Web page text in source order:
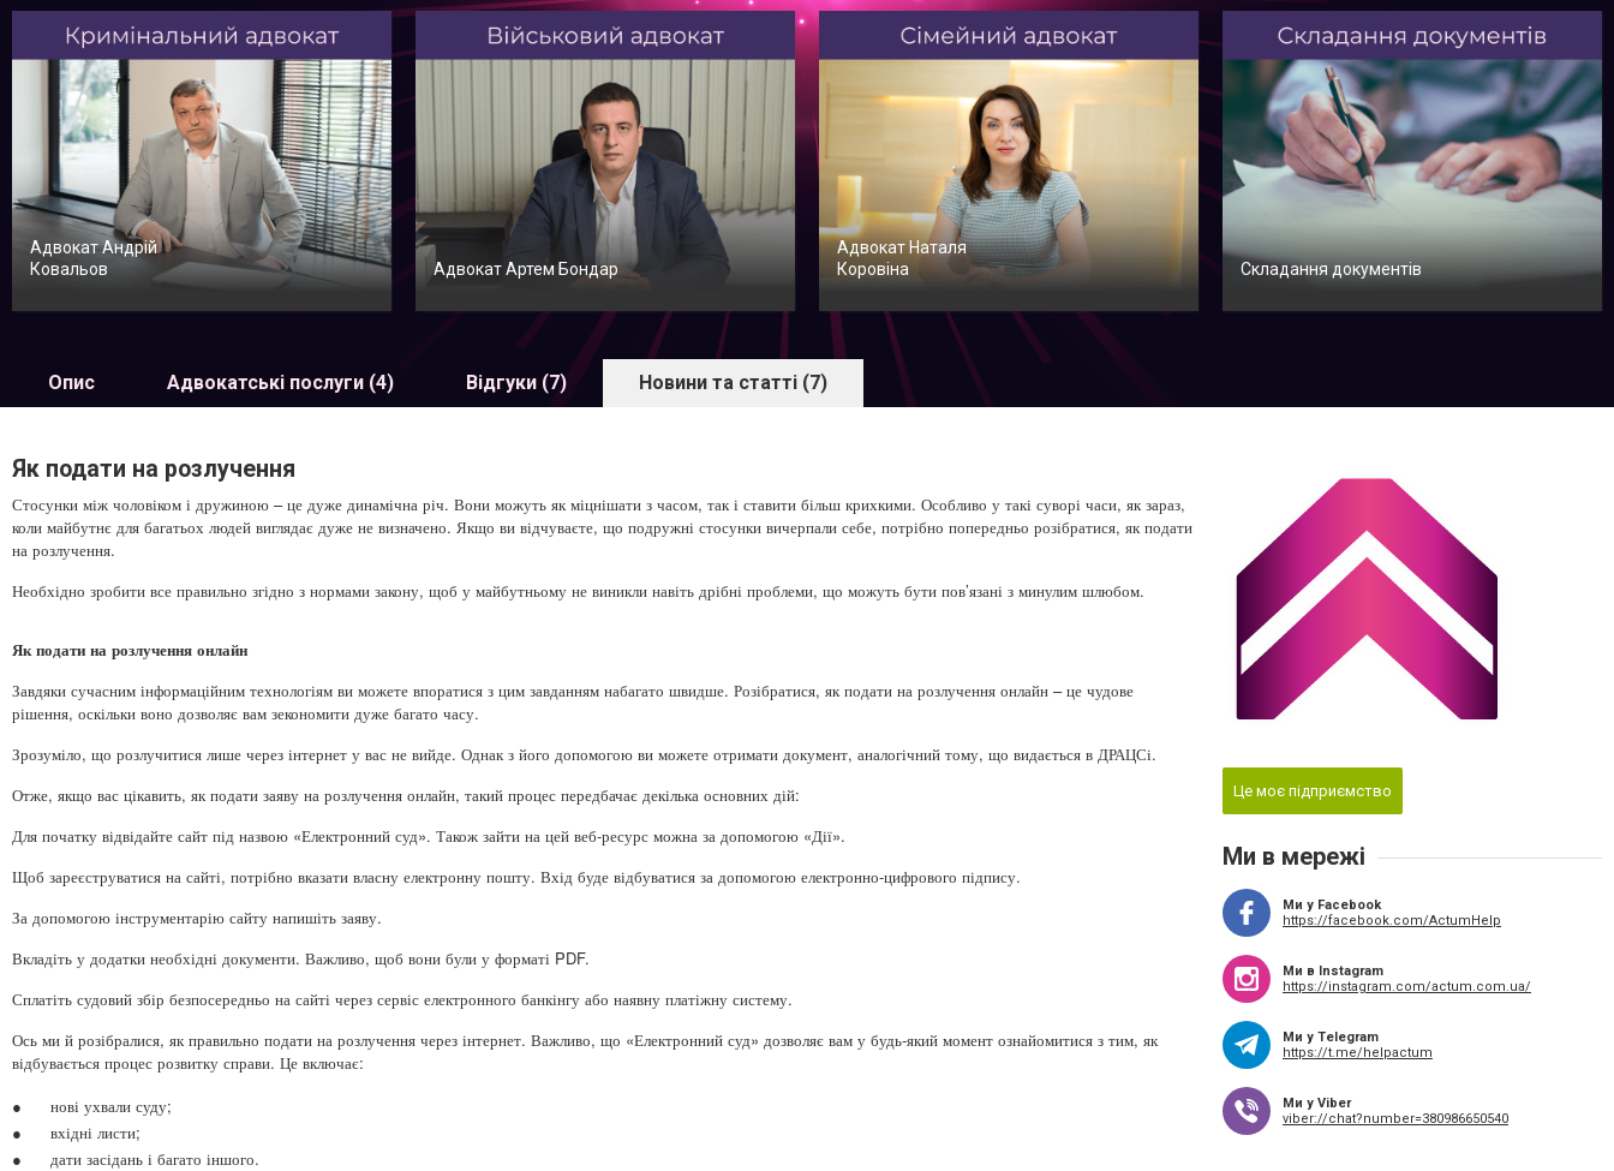
Адвокат Андрій
Ковальов
Адвокат Артем Бондар
Адвокат Наталя
Коровіна
Складання документів
Опис Адвокатські послуги (4) Відгуки (7) Новини та статті (7)
Як подати на розлучення
Стосунки між чоловіком і дружиною – це дуже динамічна річ. Вони можуть як міцнішати з часом, так і ставити більш крихкими. Особливо у такі суворі часи, як зараз,
коли майбутнє для багатьох людей виглядає дуже не визначено. Якщо ви відчуваєте, що подружні стосунки вичерпали себе, потрібно попередньо розібратися, як подати
на розлучення.
Необхідно зробити все правильно згідно з нормами закону, щоб у майбутньому не виникли навіть дрібні проблеми, що можуть бути пов’язані з минулим шлюбом.
Як подати на розлучення онлайн
Завдяки сучасним інформаційним технологіям ви можете впоратися з цим завданням набагато швидше. Розібратися, як подати на розлучення онлайн – це чудове
рішення, оскільки воно дозволяє вам зекономити дуже багато часу.
Зрозуміло, що розлучитися лише через інтернет у вас не вийде. Однак з його допомогою ви можете отримати документ, аналогічний тому, що видається в ДРАЦСі.
Отже, якщо вас цікавить, як подати заяву на розлучення онлайн, такий процес передбачає декілька основних дій:
Для початку відвідайте сайт під назвою «Електронний суд». Також зайти на цей веб-ресурс можна за допомогою «Дії».
Щоб зареєструватися на сайті, потрібно вказати власну електронну пошту. Вхід буде відбуватися за допомогою електронно-цифрового підпису.
За допомогою інструментарію сайту напишіть заяву.
Вкладіть у додатки необхідні документи. Важливо, щоб вони були у форматі PDF.
Сплатіть судовий збір безпосередньо на сайті через сервіс електронного банкінгу або наявну платіжну систему.
Ось ми й розібралися, як правильно подати на розлучення через інтернет. Важливо, що «Електронний суд» дозволяє вам у будь-який момент ознайомитися з тим, як
відбувається процес розвитку справи. Це включає:
●
нові ухвали суду;
●
вхідні листи;
●
дати засідань і багато іншого.
Це моє підприємство
Ми в мережі
Ми у Facebook
https://facebook.com/ActumHelp
Ми в Instagram
https://instagram.com/actum.com.ua/
Ми у Telegram
https://t.me/helpactum
Ми у Viber
viber://chat?number=380986650540